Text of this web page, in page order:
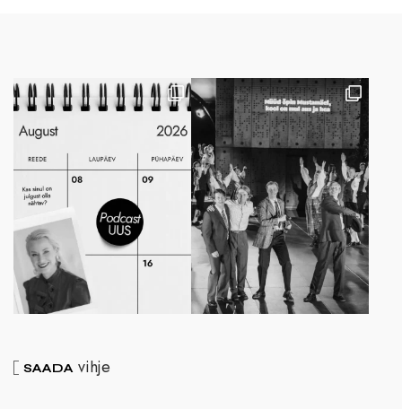
SAADA vihje